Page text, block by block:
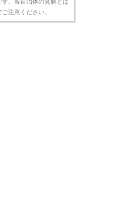
注意ください。